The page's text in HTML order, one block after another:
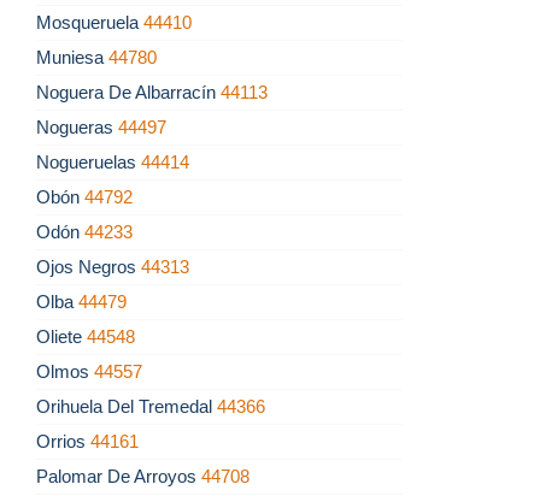
Mosqueruela 44410
Muniesa 44780
Noguera De Albarracín 44113
Nogueras 44497
Nogueruelas 44414
Obón 44792
Odón 44233
Ojos Negros 44313
Olba 44479
Oliete 44548
Olmos 44557
Orihuela Del Tremedal 44366
Orrios 44161
Palomar De Arroyos 44708